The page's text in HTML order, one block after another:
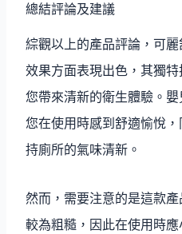
總結評論及建議
綜觀以上的產品評論，可
效果方面表現出色，其獨
您帶來清新的衛生體驗。
您在使用時感到舒適愉悅
持廁所的氣味清新。
然而，需要注意的是這款
較為粗糙，因此在使用時